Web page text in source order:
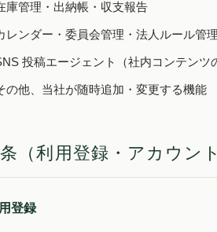
庫管理・出納帳・収支報告
レンダー・委員会管理・法人ルール管理
投稿エージェント（社内コンテンツ
の他、当社が随時追加・変更する機能
（利用登録・アカウント
登録